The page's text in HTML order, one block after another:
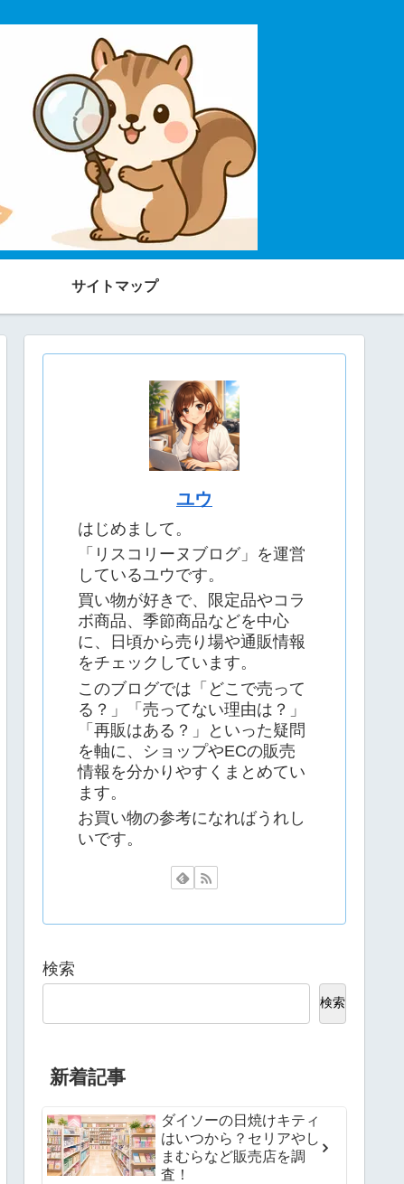
サイトマップ
ユウ
はじめまして。
「リスコリーヌブログ」を運営
しているユウです。
買い物が好きで、限定品やコラ
ボ商品、季節商品などを中心
に、日頃から売り場や通販情報
をチェックしています。
このブログでは「どこで売って
る？」「売ってない理由は？」
「再販はある？」といった疑問
を軸に、ショップやECの販売
情報を分かりやすくまとめてい
ます。
お買い物の参考になればうれし
いです。
検索
検索
新着記事
ダイソーの日焼けキティ
はいつから？セリアやし
まむらなど販売店を調
査！